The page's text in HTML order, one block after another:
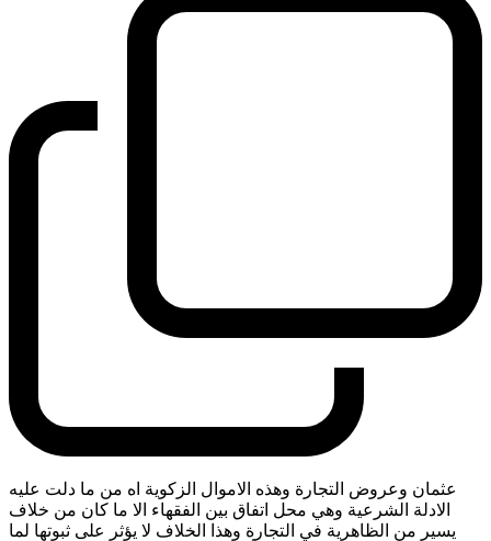
عثمان وعروض التجارة وهذه الاموال الزكوية اه من ما دلت عليه
الادلة الشرعية وهي محل اتفاق بين الفقهاء الا ما كان من خلاف
يسير من الظاهرية في التجارة وهذا الخلاف لا يؤثر على ثبوتها لما